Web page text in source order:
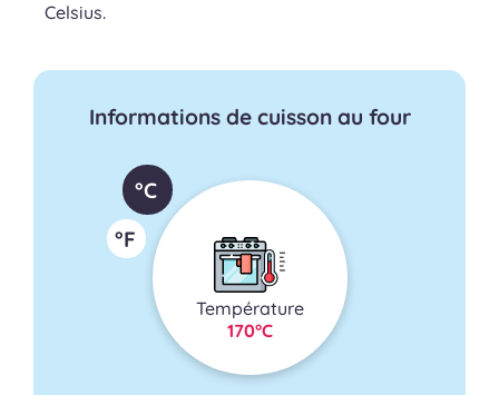
Celsius.
Informations de cuisson au four
Température
170°C
°C
°F